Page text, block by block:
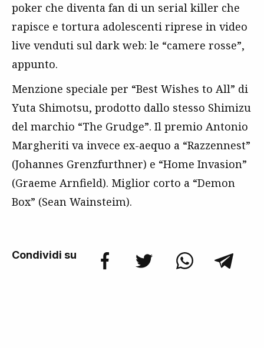
poker che diventa fan di un serial killer che
rapisce e tortura adolescenti riprese in video
live venduti sul dark web: le “camere rosse”,
appunto.
Menzione speciale per “Best Wishes to All” di
Yuta Shimotsu, prodotto dallo stesso Shimizu
del marchio “The Grudge”. Il premio Antonio
Margheriti va invece ex-aequo a “Razzennest”
(Johannes Grenzfurthner) e “Home Invasion”
(Graeme Arnfield). Miglior corto a “Demon
Box” (Sean Wainsteim).
Condividi su